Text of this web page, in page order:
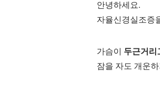
안녕하세요.
자율신경실조증
가슴이 두근거리
잠을 자도 개운